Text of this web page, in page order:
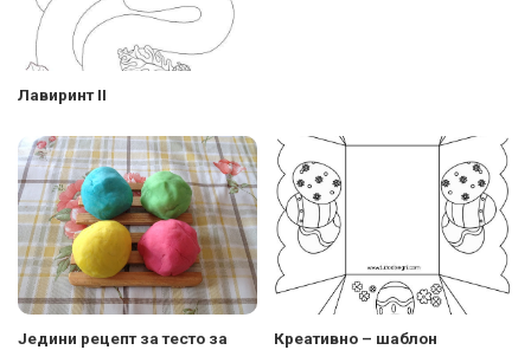
Лавиринт II
Једини рецепт за тесто за
Креативно – шаблон